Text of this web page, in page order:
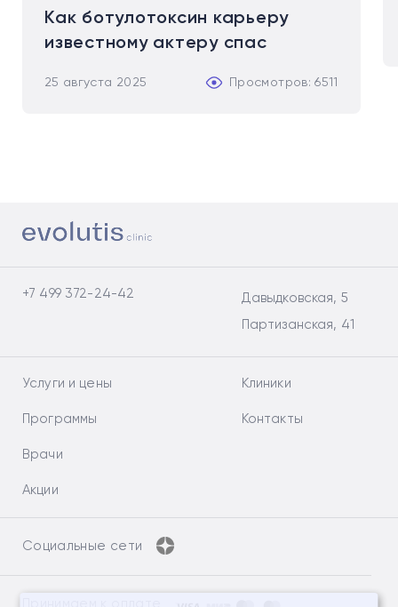
Как ботулотоксин карьеру
известному актеру спас
25 августа 2025 Просмотров: 6511
+7 499 372-24-42
Давыдковская, 5
Партизанская, 41
Услуги и цены
Программы
Врачи
Акции
Клиники
Контакты
Социальные сети